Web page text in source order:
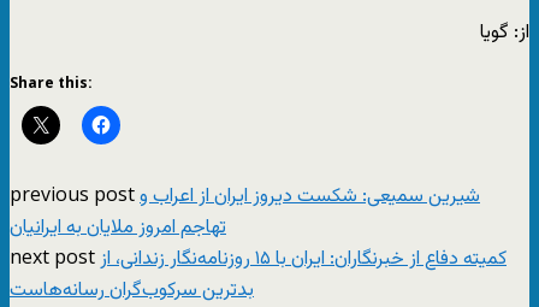
از: گویا
Share this:
previous postشیرین سمیعی: شکست دیروز ایران از اعراب و
تهاجم امروز ملایان به ایرانیان
next post کمیته دفاع از خبرنگاران: ایران با ۱۵ روزنامه‌نگار زندانی، از
بدترین سرکوب‌گران رسانه‌هاست